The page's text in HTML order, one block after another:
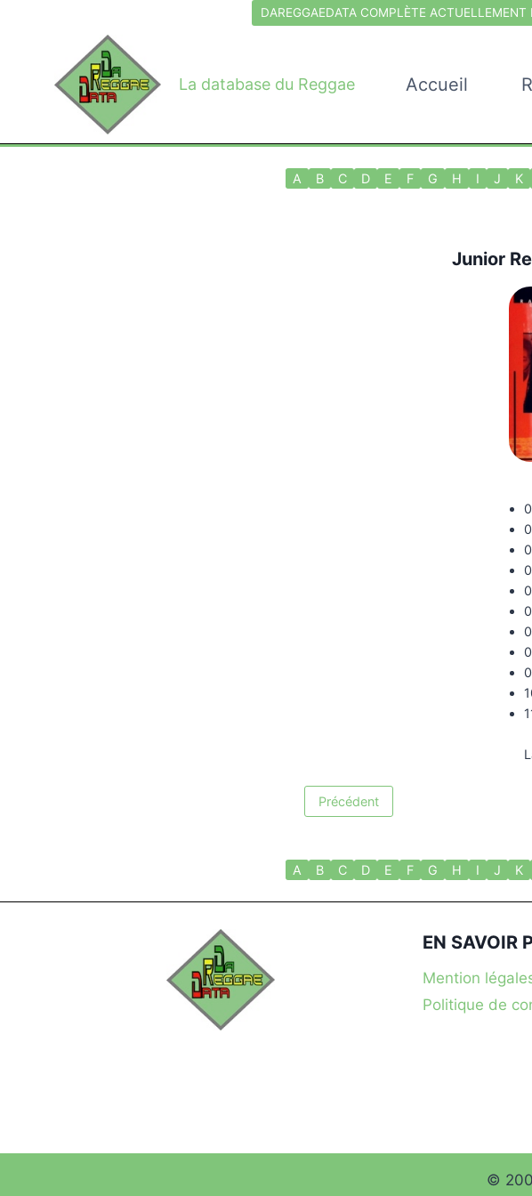
DAREGGAEDATA COMPLÈTE
La database du Reggae Accueil
A B C D E F G H I J K
Junior
Précédent
A B C D E F G H I J K
EN SAVOIR
Mention
Politique de
©